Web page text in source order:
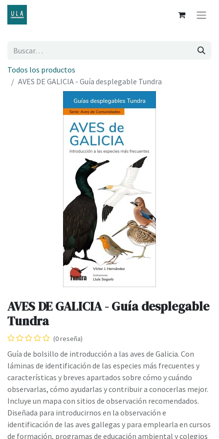
Todos los productos
AVES DE GALICIA - Guía desplegable Tundra
AVES DE GALICIA - Guía desplegable
Tundra
(0 reseña)
Guía de bolsillo de introducción a las aves de Galicia. Con
láminas de identificación de las especies más frecuentes y
características y breves apartados sobre cómo y cuándo
observarlas, cómo ayudarlas y contribuir a conocerlas mejor.
Incluye un mapa con sitios de observación recomendados.
Diseñada para introducirnos en la observación e
identificación de las aves gallegas y para emplearla en cursos
de formación, programas de educación ambiental y colegios